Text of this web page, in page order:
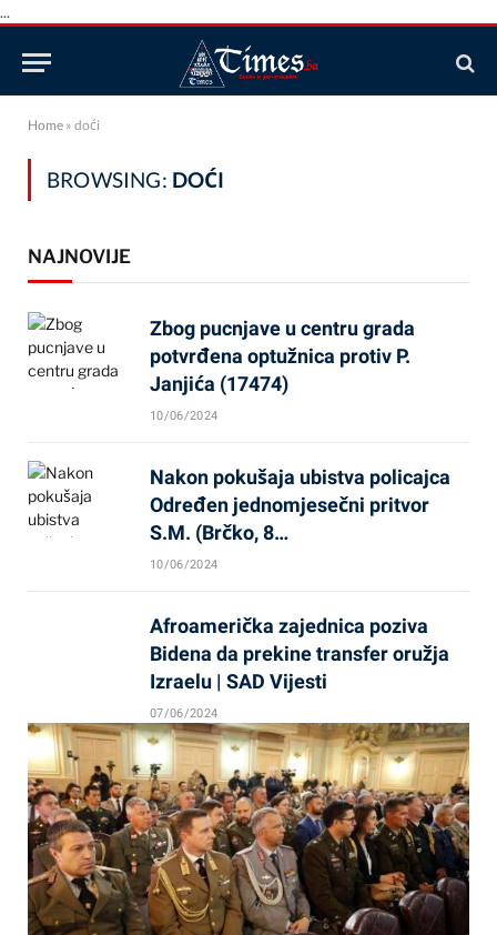
...
Home » doći
BROWSING: DOĆI
NAJNOVIJE
Zbog pucnjave u centru grada
potvrđena optužnica protiv P.
Janjića (17474)
10/06/2024
Nakon pokušaja ubistva policajca
Određen jednomjesečni pritvor
S.M. (Brčko, 8…
10/06/2024
Afroamerička zajednica poziva
Bidena da prekine transfer oružja
Izraelu | SAD Vijesti
07/06/2024